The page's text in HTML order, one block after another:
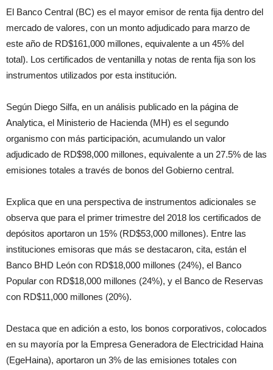
El Banco Central (BC) es el mayor emisor de renta fija dentro del
mercado de valores, con un monto adjudicado para marzo de
este año de RD$161,000 millones, equivalente a un 45% del
total). Los certificados de ventanilla y notas de renta fija son los
instrumentos utilizados por esta institución.
Según Diego Silfa, en un análisis publicado en la página de
Analytica, el Ministerio de Hacienda (MH) es el segundo
organismo con más participación, acumulando un valor
adjudicado de RD$98,000 millones, equivalente a un 27.5% de las
emisiones totales a través de bonos del Gobierno central.
Explica que en una perspectiva de instrumentos adicionales se
observa que para el primer trimestre del 2018 los certificados de
depósitos aportaron un 15% (RD$53,000 millones). Entre las
instituciones emisoras que más se destacaron, cita, están el
Banco BHD León con RD$18,000 millones (24%), el Banco
Popular con RD$18,000 millones (24%), y el Banco de Reservas
con RD$11,000 millones (20%).
Destaca que en adición a esto, los bonos corporativos, colocados
en su mayoría por la Empresa Generadora de Electricidad Haina
(EgeHaina), aportaron un 3% de las emisiones totales con